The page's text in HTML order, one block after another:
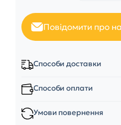
Повідомити про
Способи доставки
Способи оплати
Умови повернення